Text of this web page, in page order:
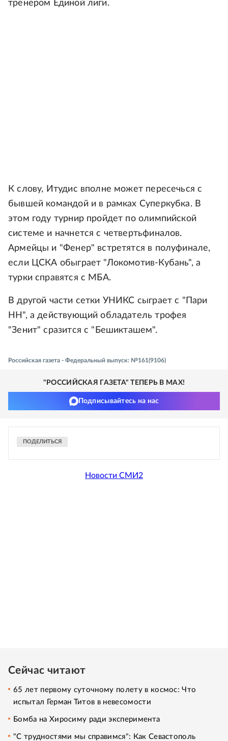
тренером Единой лиги.
К слову, Итудис вполне может пересечься с
бывшей командой и в рамках Суперкубка. В
этом году турнир пройдет по олимпийской
системе и начнется с четвертьфиналов.
Армейцы и "Фенер" встретятся в полуфинале,
если ЦСКА обыграет "Локомотив-Кубань", а
турки справятся с МБА.
В другой части сетки УНИКС сыграет с "Пари
НН", а действующий обладатель трофея
"Зенит" сразится с "Бешикташем".
Российская газета - Федеральный выпуск: №161(9106)
"РОССИЙСКАЯ ГАЗЕТА" ТЕПЕРЬ В MAX!
Подписывайтесь на нас
ПОДЕЛИТЬСЯ
Новости СМИ2
Сейчас читают
65 лет первому суточному полету в космос: Что
испытал Герман Титов в невесомости
Бомба на Хиросиму ради эксперимента
"С трудностями мы справимся": Как Севастополь